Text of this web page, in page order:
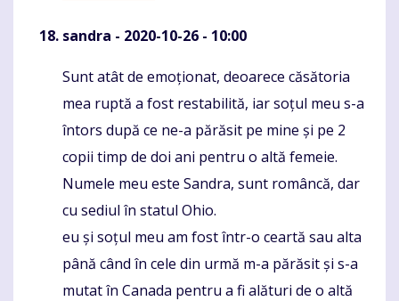
sandra - 2020-10-26 - 10:00
Komentaras
Sunt atât de emoționat, deoarece căsătoria
mea ruptă a fost restabilită, iar soțul meu s-a
întors după ce ne-a părăsit pe mine și pe 2
copii timp de doi ani pentru o altă femeie.
Numele meu este Sandra, sunt româncă, dar
cu sediul în statul Ohio.
eu și soțul meu am fost într-o ceartă sau alta
până când în cele din urmă m-a părăsit și s-a
mutat în Canada pentru a fi alături de o altă